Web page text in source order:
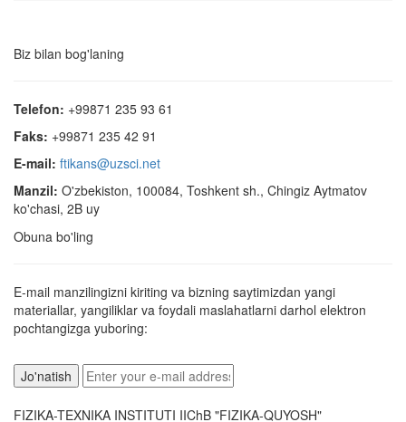
Biz bilan bog'laning
Telefon: +99871 235 93 61
Faks: +99871 235 42 91
E-mail: ftikans@uzsci.net
Manzil: O'zbekiston, 100084, Toshkent sh., Chingiz Aytmatov
ko'chasi, 2B uy
Obuna bo'ling
E-mail manzilingizni kiriting va bizning saytimizdan yangi
materiallar, yangiliklar va foydali maslahatlarni darhol elektron
pochtangizga yuboring:
FIZIKA-TEXNIKA INSTITUTI IIChB "FIZIKA-QUYOSH"